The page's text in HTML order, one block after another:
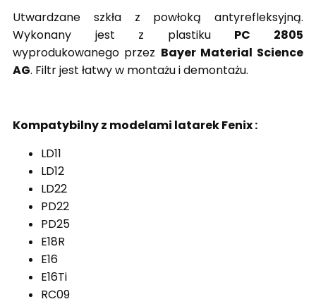
Utwardzane szkła z powłoką antyrefleksyjną.
Wykonany jest z plastiku PC 2805
wyprodukowanego przez Bayer Material Science
AG. Filtr jest łatwy w montażu i demontażu.
Kompatybilny z modelami latarek Fenix :
LD11
LD12
LD22
PD22
PD25
E18R
E16
E16Ti
RC09